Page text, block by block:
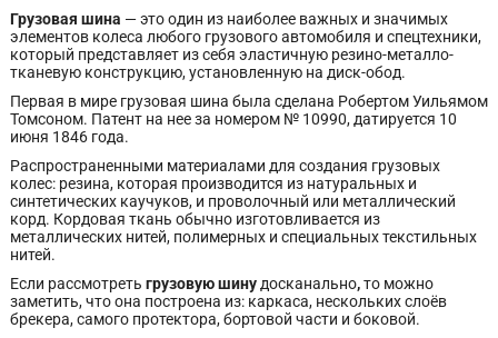
Грузовая шина — это один из наиболее важных и значимых
элементов колеса любого грузового автомобиля и спецтехники,
который представляет из себя эластичную резино-металло-
тканевую конструкцию, установленную на диск-обод.
Первая в мире грузовая шина была сделана Робертом Уильямом
Томсоном. Патент на нее за номером № 10990, датируется 10
июня 1846 года.
Распространенными материалами для создания грузовых
колес: резина, которая производится из натуральных и
синтетических каучуков, и проволочный или металлический
корд. Кордовая ткань обычно изготовливается из
металлических нитей, полимерных и специальных текстильных
нитей.
Если рассмотреть грузовую шину досканально,то можно
заметить, что она построена из: каркаса, нескольких слоёв
брекера, самого протектора, бортовой части и боковой.